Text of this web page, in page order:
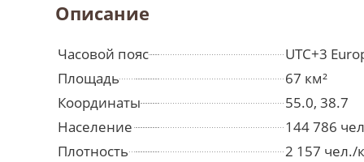
Описание
Часовой пояс
UTC+3
Площадь
67 км²
Координаты
55.0, 38.7
Население
144 786
Плотность
2 157 чел./